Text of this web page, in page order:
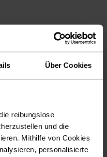
Über Cookies
reibungslose
und die
Mithilfe von Cookies
personalisierte
TAG UND
schnürst die Schuhe
am Vortag.
der Pfad gehört
3/4-Lauftights von